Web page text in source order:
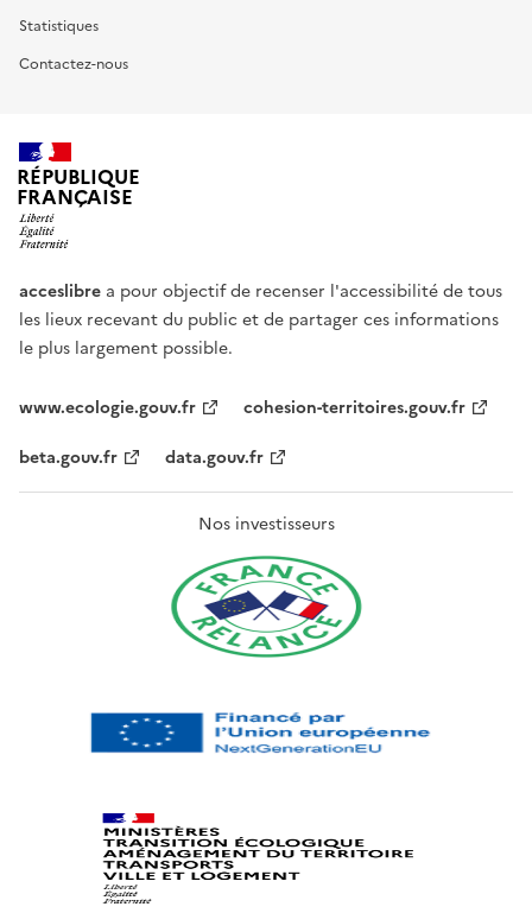
Statistiques
Contactez-nous
RÉPUBLIQUE
FRANÇAISE
acceslibre a pour objectif de recenser l'accessibilité de tous
les lieux recevant du public et de partager ces informations
le plus largement possible.
www.ecologie.gouv.fr
cohesion-territoires.gouv.fr
beta.gouv.fr
data.gouv.fr
Nos investisseurs